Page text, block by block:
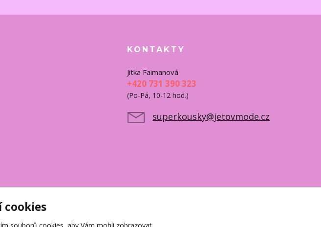
KONTAKTY
Jitka Faimanová
+420 731 390 323
(Po-Pá, 10-12 hod.)
superkousky@jetovmode.cz
cookies